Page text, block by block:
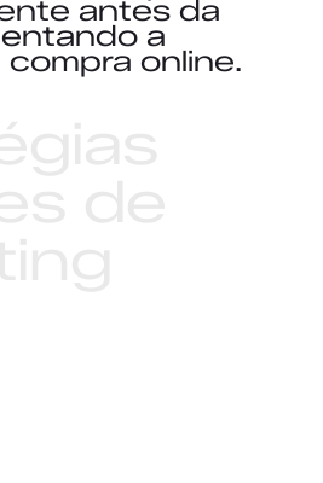
antes da
a
online.